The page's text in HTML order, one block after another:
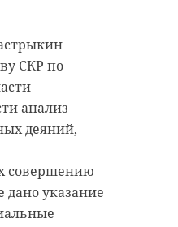
СКР по
анализ
деяний,
совершению
указание